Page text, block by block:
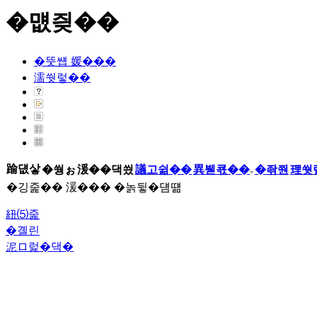
�먮즺��
�뚯썝 媛���
濡쒓렇��
踰덊샇�쒕ぉ湲��댁씠議고쉶��異붿쿇�� �좎쭨 理
�깅줉�� 湲��� �놁뒿�덈떎
紐⑸줉
�곌린
泥ロ럹�댁�